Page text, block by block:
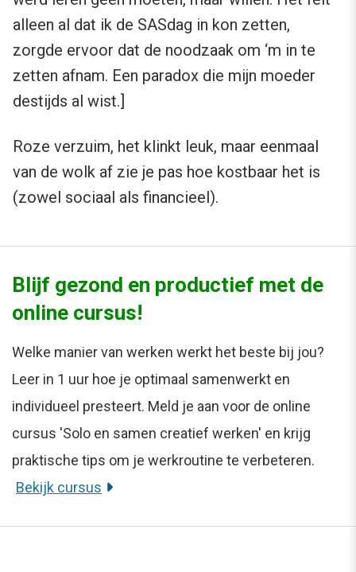
alleen al dat ik de SASdag in kon zetten,
zorgde ervoor dat de noodzaak om ‘m in te
zetten afnam. Een paradox die mijn moeder
destijds al wist.]
Roze verzuim, het klinkt leuk, maar eenmaal
van de wolk af zie je pas hoe kostbaar het is
(zowel sociaal als financieel).
Blijf gezond en productief met de
online cursus!
Welke manier van werken werkt het beste bij jou?
Leer in 1 uur hoe je optimaal samenwerkt en
individueel presteert. Meld je aan voor de online
cursus 'Solo en samen creatief werken' en krijg
praktische tips om je werkroutine te verbeteren.
Bekijk cursus